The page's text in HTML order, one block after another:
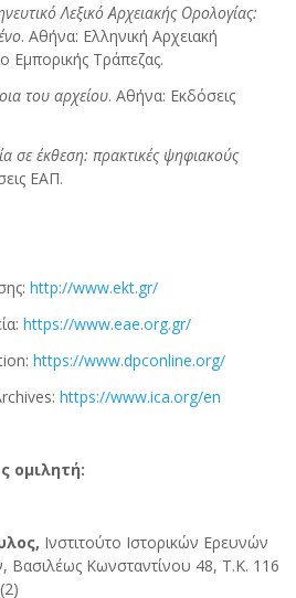
Λεξικό Αρχειακής Ορολογίας:
. Αθήνα: Ελληνική Αρχειακή
Εμπορικής Τράπεζας.
του αρχείου. Αθήνα: Εκδόσεις
σε έκθεση: πρακτικές ψηφιακούς
ΕΑΠ.
http://www.ekt.gr/
https://www.eae.org.gr/
https://www.dpconline.org/
https://www.ica.org/en
ομιλητή:
Ινστιτούτο Ιστορικών Ερευνών
Βασιλέως Κωνσταντίνου 48, T.K. 116